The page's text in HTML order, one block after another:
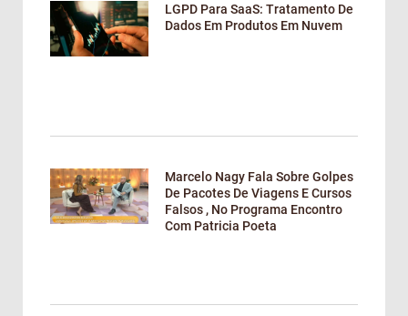
LGPD Para SaaS: Tratamento De
Dados Em Produtos Em Nuvem
Marcelo Nagy Fala Sobre Golpes
De Pacotes De Viagens E Cursos
Falsos , No Programa Encontro
Com Patricia Poeta